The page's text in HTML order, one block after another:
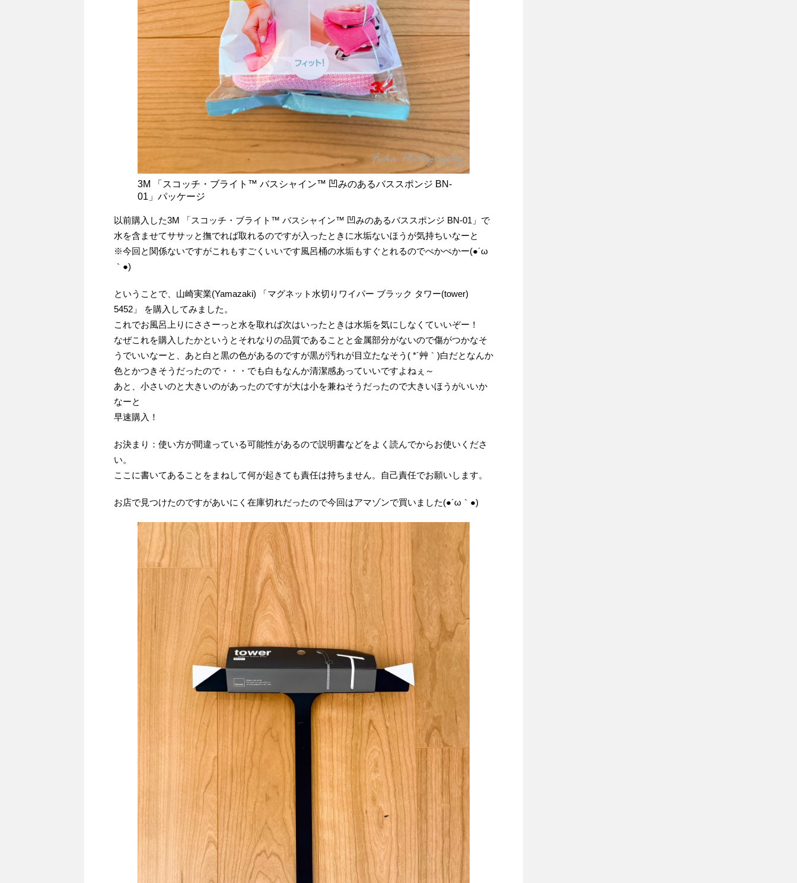
3M 「スコッチ・ブライト™ バスシャイン™ 凹みのあるバススポンジ BN-
01」パッケージ
以前購入した3M 「スコッチ・ブライト™ バスシャイン™ 凹みのあるバススポンジ BN-01」で
水を含ませてササッと撫でれば取れるのですが入ったときに水垢ないほうが気持ちいなーと
※今回と関係ないですがこれもすごくいいです風呂桶の水垢もすぐとれるのでぺかぺかー(●´ω
｀●)
ということで、山崎実業(Yamazaki) 「マグネット水切りワイパー ブラック タワー(tower)
5452」 を購入してみました。
これでお風呂上りにささーっと水を取れば次はいったときは水垢を気にしなくていいぞー！
なぜこれを購入したかというとそれなりの品質であることと金属部分がないので傷がつかなそ
うでいいなーと、あと白と黒の色があるのですが黒が汚れが目立たなそう( *´艸｀)白だとなんか
色とかつきそうだったので・・・でも白もなんか清潔感あっていいですよねぇ～
あと、小さいのと大きいのがあったのですが大は小を兼ねそうだったので大きいほうがいいか
なーと
早速購入！
お決まり：使い方が間違っている可能性があるので説明書などをよく読んでからお使いくださ
い。
ここに書いてあることをまねして何が起きても責任は持ちません。自己責任でお願いします。
お店で見つけたのですがあいにく在庫切れだったので今回はアマゾンで買いました(●´ω｀●)